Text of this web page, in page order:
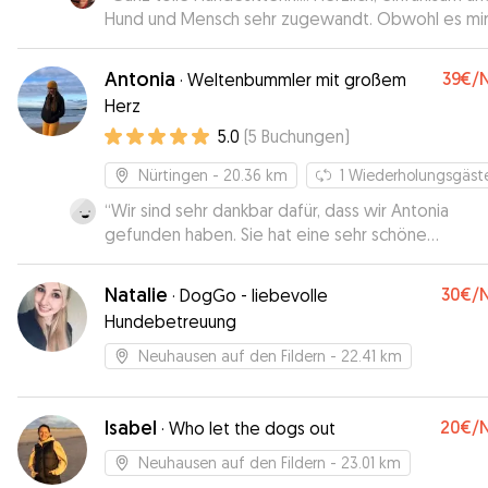
Hund und Mensch sehr zugewandt. Obwohl es mir
extrem schwer viel meinen Vierbeiner für ein paar
Tage abzugeben, wusste ich nach Vorgespräch
Probetag, dass er dort sehr gut aufgehoben sein
Und so war es auch. Ich war auch sehr froh über die
regelmäßigen Nachrichten und Bilder, dass mit meinem
Hundi alles OK ist. Würde ihn jederzeit wieder bei
unterbringen!!! Vielen dank liebe Sabine für die
liebevolle Betreuung!!!!!!”
Antonia · Weltenbummler mit großem
Herz
39€/
5.0 (5 Buchungen)
Nürtingen - 20.36 km 1
“Wir sind sehr dankbar dafür, dass wir Antonia
gefunden haben. Sie hat eine sehr schöne
Ausstrahlung. Sie hat uns immer schöne Bilder unserer
Hündin während ihrem Aufenthalt bei ihr
lassen. Wir können Antonia herzlich Empfehlen. Monica.
Wendlingen am Neckar
Natalie · DogGo - liebevolle
Hundebetreuung
30€/
Neuhausen auf den Fildern - 22.41 km
Isabel · Who let the dogs out 20€/
Neuhausen auf den Fildern - 23.01 km